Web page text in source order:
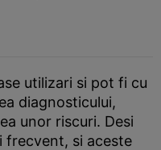
utilizari si pot fi cu
diagnosticului,
unor riscuri. Desi
frecvent, si aceste